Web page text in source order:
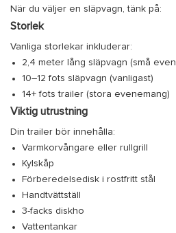
När du väljer en släpvagn, tänk på:
Storlek
Vanliga storlekar inkluderar:
2,4 meter lång släpvagn (små
10–12 fots släpvagn (vanligast)
14+ fots trailer (stora evenemang)
Viktig utrustning
Din trailer bör innehålla:
Varmkorvångare eller rullgrill
Kylskåp
Förberedelsedisk i rostfritt stål
Handtvättställ
3-facks diskho
Vattentankar